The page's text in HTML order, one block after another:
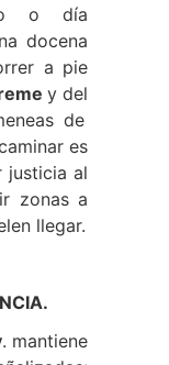
o día
docena
a pie
y del
de
es
justicia al
zonas a
llegar.
. mantiene